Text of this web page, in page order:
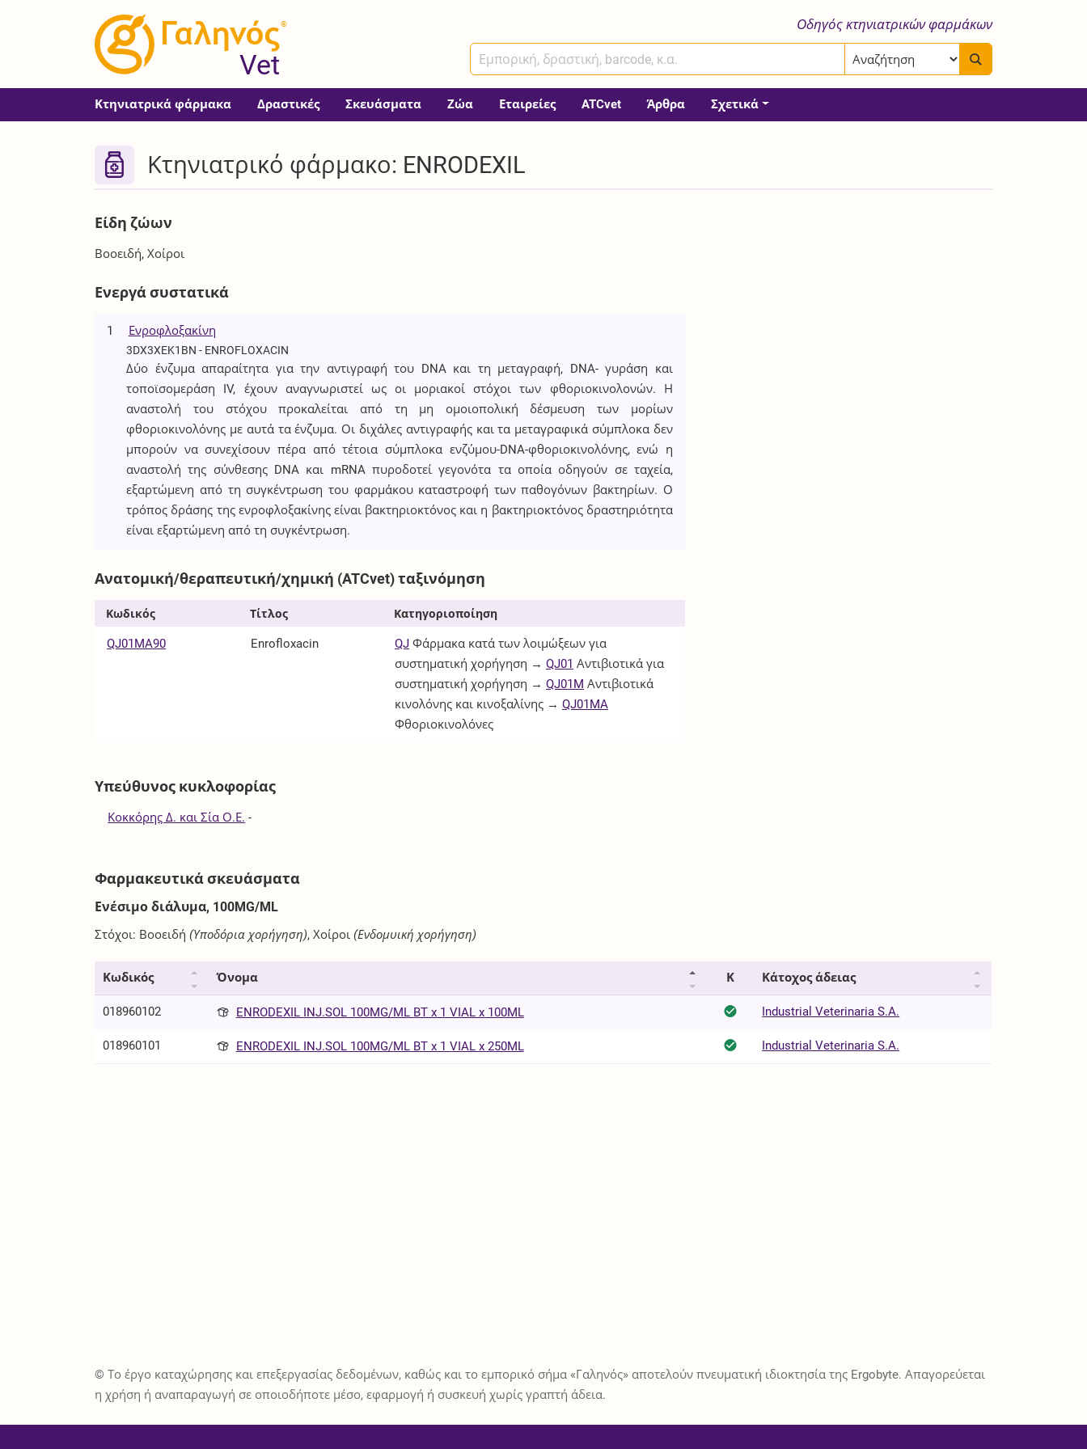
®
Vet
Οδηγός κτηνιατρικών φαρμάκων
Κτηνιατρικά φάρμακα Δραστικές Σκευάσματα Ζώα Εταιρείες ATCvet Άρθρα Σχετικά
Κτηνιατρικό φάρμακο: ENRODEXIL
Είδη ζώων
Βοοειδή, Χοίροι
Ενεργά συστατικά
1 Ενροφλοξακίνη
3DX3XEK1BN - ENROFLOXACIN
Δύο ένζυμα απαραίτητα για την αντιγραφή του DNA και τη μεταγραφή, DNA- γυράση και
τοποϊσομεράση IV, έχουν αναγνωριστεί ως οι μοριακοί στόχοι των φθοριοκινολονών. Η
αναστολή του στόχου προκαλείται από τη μη ομοιοπολική δέσμευση των μορίων
φθοριοκινολόνης με αυτά τα ένζυμα. Οι διχάλες αντιγραφής και τα μεταγραφικά σύμπλοκα δεν
μπορούν να συνεχίσουν πέρα από τέτοια σύμπλοκα ενζύμου-DNA-φθοριοκινολόνης, ενώ η
αναστολή της σύνθεσης DNA και mRNA πυροδοτεί γεγονότα τα οποία οδηγούν σε ταχεία,
εξαρτώμενη από τη συγκέντρωση του φαρμάκου καταστροφή των παθογόνων βακτηρίων. Ο
τρόπος δράσης της ενροφλοξακίνης είναι βακτηριοκτόνος και η βακτηριοκτόνος δραστηριότητα
είναι εξαρτώμενη από τη συγκέντρωση.
Ανατομική/θεραπευτική/χημική (ATCvet) ταξινόμηση
Κωδικός Τίτλος Κατηγοριοποίηση
QJ01MA90 Enrofloxacin QJ Φάρμακα κατά των λοιμώξεων για
συστηματική χορήγηση → QJ01 Αντιβιοτικά για
συστηματική χορήγηση → QJ01M Αντιβιοτικά
κινολόνης και κινοξαλίνης → QJ01MA
Φθοριοκινολόνες
Υπεύθυνος κυκλοφορίας
Κοκκόρης Δ. και Σία Ο.Ε. -
Φαρμακευτικά σκευάσματα
Ενέσιμο διάλυμα, 100MG/ML
Στόχοι: Βοοειδή (Υποδόρια χορήγηση), Χοίροι (Ενδομυική χορήγηση)
Κωδικός Όνομα Κ Κάτοχος άδειας
018960102 ENRODEXIL INJ.SOL 100MG/ML BT x 1 VIAL x 100ML Industrial Veterinaria S.A.
018960101 ENRODEXIL INJ.SOL 100MG/ML BT x 1 VIAL x 250ML Industrial Veterinaria S.A.
© Το έργο καταχώρησης και επεξεργασίας δεδομένων, καθώς και το εμπορικό σήμα «Γαληνός» αποτελούν πνευματική ιδιοκτησία της Ergobyte. Απαγορεύεται
η χρήση ή αναπαραγωγή σε οποιοδήποτε μέσο, εφαρμογή ή συσκευή χωρίς γραπτή άδεια.